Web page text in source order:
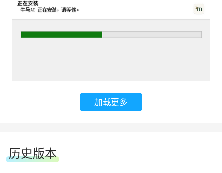
效处理的同时保证了信息的安全性。
软件使用场景：
工作涉及客户隐私、商业机密或敏感数据，云端 AI
风险。
加载更多
历史版本